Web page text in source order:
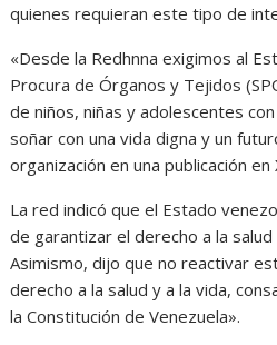
quienes requieran este tipo de
«Desde la Redhnna exigimos al
Procura de Órganos y Tejidos
de niños, niñas y adolescentes
soñar con una vida digna y un
organización en una publicación en
La red indicó que el Estado
de garantizar el derecho a la
Asimismo, dijo que no reactivar
derecho a la salud y a la vida,
la Constitución de Venezuela».